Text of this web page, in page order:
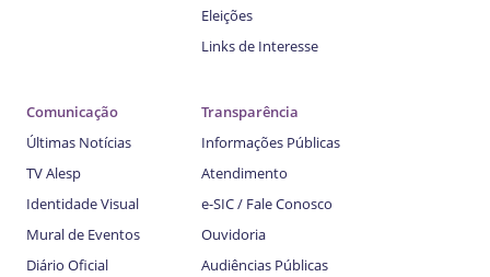
Eleições
Links de Interesse
Comunicação
Últimas Notícias
TV Alesp
Identidade Visual
Mural de Eventos
Diário Oficial
Transparência
Informações Públicas
Atendimento
e-SIC / Fale Conosco
Ouvidoria
Audiências Públicas